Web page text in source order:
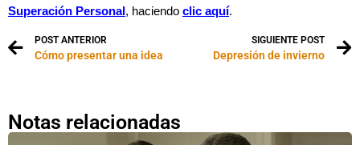
Superación Personal , haciendo clic aquí.
POST ANTERIOR
Cómo presentar una idea
SIGUIENTE POST
Depresión de invierno
Notas relacionadas